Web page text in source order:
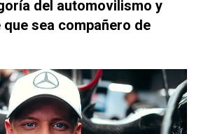
del automovilismo y
que sea compañero de